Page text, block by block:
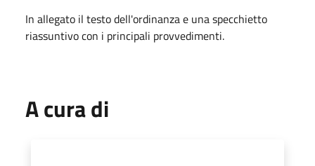
In allegato il testo dell'ordinanza e una specchietto
riassuntivo con i principali provvedimenti.
A cura di